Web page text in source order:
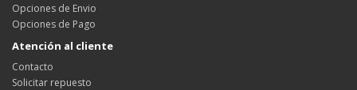
Opciones de Envio
Opciones de Pago
Atención al cliente
Contacto
Solicitar repuesto